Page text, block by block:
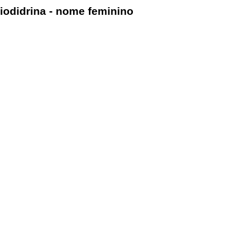
iodidrina - nome feminino